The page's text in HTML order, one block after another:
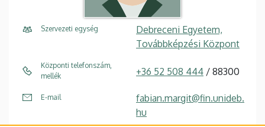
Szervezeti egység
Debreceni Egyetem,
Továbbképzési Központ
Központi telefonszám,
mellék
+36 52 508 444 / 88300
E-mail
fabian.margit@fin.unideb.
hu